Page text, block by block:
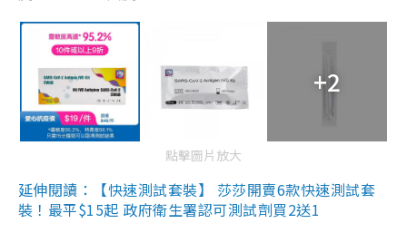
+2
點擊圖片放大
延伸閱讀：【快速測試套裝】 莎莎開賣6款快速測試套
裝！最平$15起 政府衛生署認可測試劑買2送1